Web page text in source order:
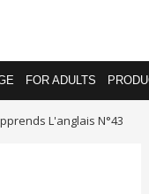
FOR ADULTS
L'anglais N°43